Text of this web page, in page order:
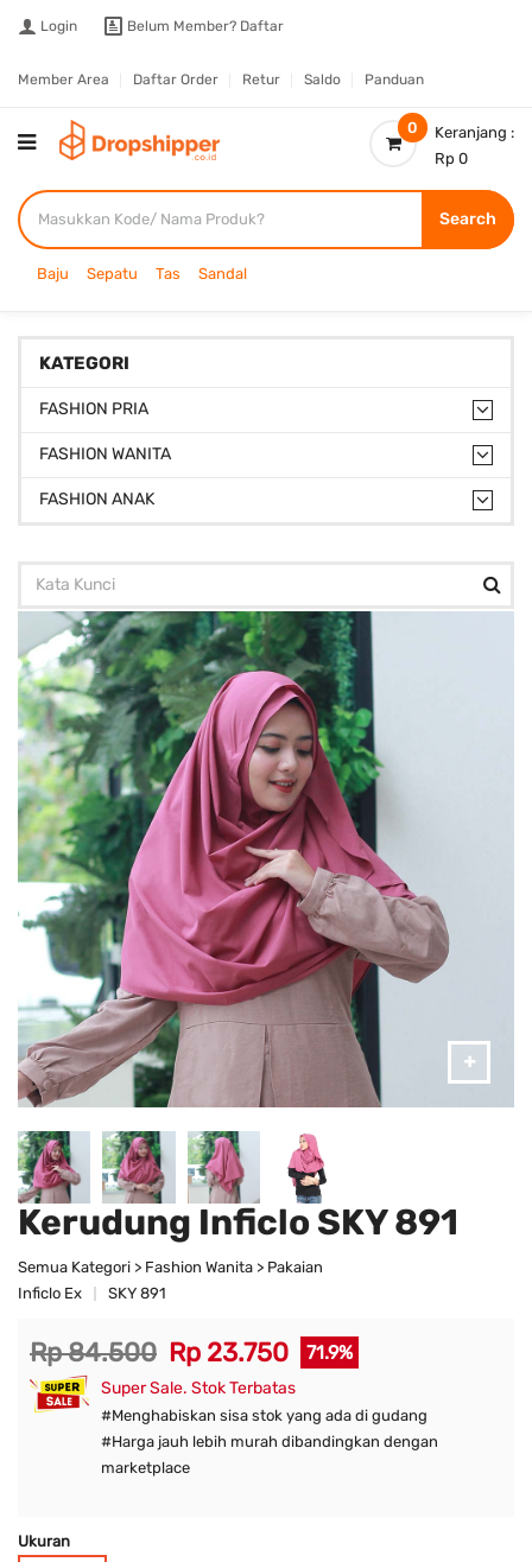
Login Belum Member? Daftar
Member Area Daftar Order Retur Saldo Panduan
0
Keranjang :
Rp 0
Search
Baju Sepatu Tas Sandal
KATEGORI
FASHION PRIA
FASHION WANITA
FASHION ANAK
Kerudung Inficlo SKY 891
Semua Kategori > Fashion Wanita > Pakaian
Inficlo Ex
SKY 891
Rp 84.500 Rp 23.750 71.9%
Super Sale. Stok Terbatas
#Menghabiskan sisa stok yang ada di gudang
#Harga jauh lebih murah dibandingkan dengan
marketplace
Ukuran